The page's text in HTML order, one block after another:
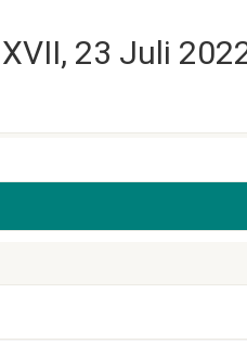
23 Juli